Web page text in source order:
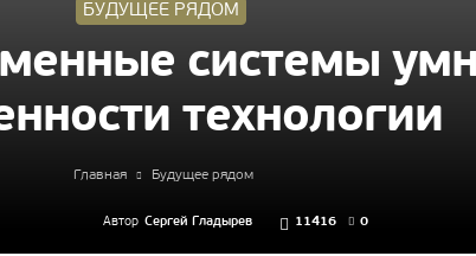
БУДУЩЕЕ РЯДОМ
системы
технологии
Главная Будущее рядом
Автор Сергей Гладырев 11416 0